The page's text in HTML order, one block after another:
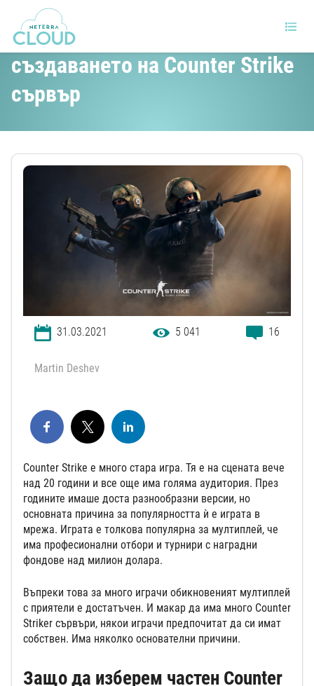
Какво трябва да знаем за
създаването на Counter Strike
сървър
31.03.2021 5 041 16
Martin Deshev
Counter Strike е много стара игра. Тя е на сцената вече
над 20 години и все още има голяма аудитория. През
годините имаше доста разнообразни версии, но
основната причина за популярността ѝ е играта в
мрежа. Играта е толкова популярна за мултиплей, че
има професионални отбори и турнири с наградни
фондове над милион долара.
Въпреки това за много играчи обикновеният мултиплей
с приятели е достатъчен. И макар да има много Counter
Striker сървъри, някои играчи предпочитат да си имат
собствен. Има няколко основателни причини.
Защо да изберем частен Counter